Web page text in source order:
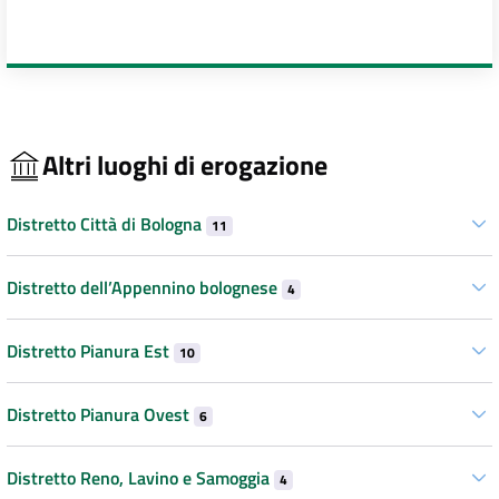
Altri luoghi di erogazione
Distretto Città di Bologna 11
Distretto dell’Appennino bolognese 4
Distretto Pianura Est 10
Distretto Pianura Ovest 6
Distretto Reno, Lavino e Samoggia 4